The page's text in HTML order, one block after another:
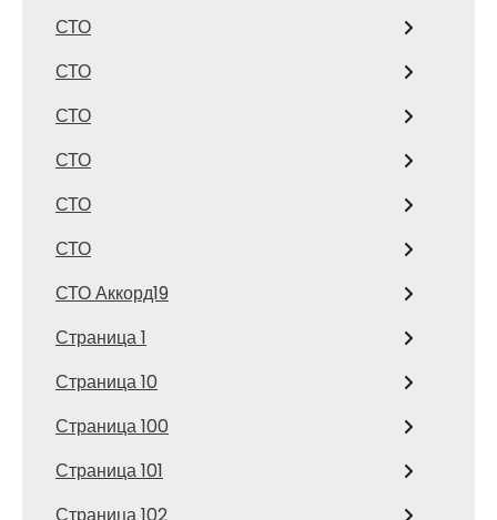
СТО
СТО
СТО
СТО
СТО
СТО
СТО Аккорд19
Страница 1
Страница 10
Страница 100
Страница 101